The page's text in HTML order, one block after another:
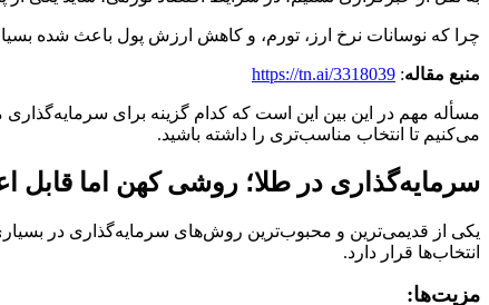
چرا که نوسانات نرخ ارز، تورم، و کاهش ارزش پول باعث شده
منبع مقاله:
https://tn.ai/3318039
مسأله مهم در این بین این است که کدام گزینه برای
می‌کنیم تا انتخاب مناسب‌تری را داشته باشید.
سرمایه‌گذاری در طلا؛ روشی کهن اما قابل
یکی از قدیمی‌ترین و محبوب‌ترین روش‌های سرمایه‌گذاری در بسیاری
انتخاب‌ها قرار دارد.
مزیت‌ها: